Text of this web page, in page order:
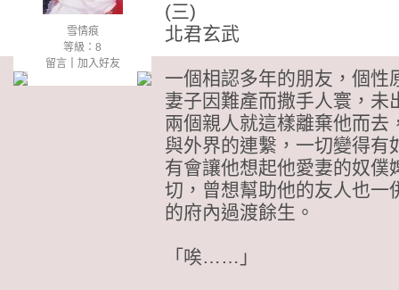
雪情痕
等級：8
留言｜ 加入好友
(三)
北君玄武
一個相認多年的朋友，個性
妻子因難產而撒手人寰，未
兩個親人就這樣離棄他而去
與外界的連繫，一切變得有
有會讓他想起他愛妻的奴僕
切，曾想幫助他的友人也一
的府內過渡餘生。
「唉……」